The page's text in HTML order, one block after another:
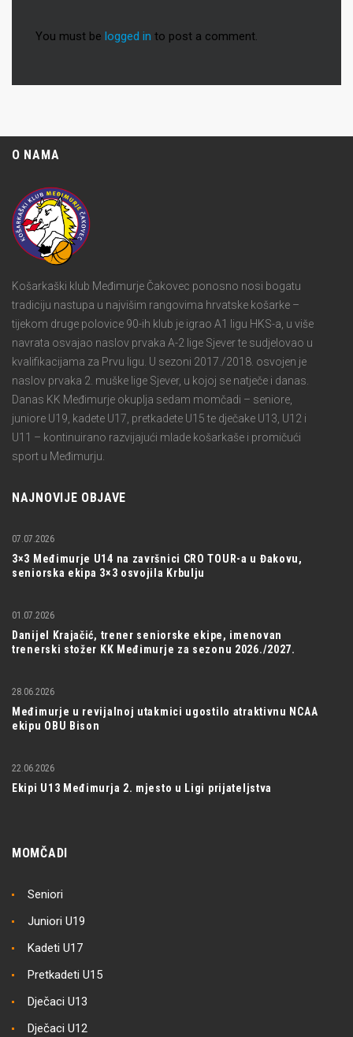
You must be logged in to post a comment.
O NAMA
Košarkaški klub Međimurje Čakovec ponosno nosi bogatu
tradiciju nastupa u najvišim rangovima hrvatske košarke –
tijekom druge polovice 90-ih klub je igrao A1 ligu HKS-a, u više
navrata osvajao naslov prvaka A-2 lige Sjever te sudjelovao u
kvalifikacijama za Prvu ligu. U sezoni 2017./2018. osvojen je
naslov prvaka 2. muške lige Sjever, u kojoj se natječe i danas.
Danas KK Međimurje okuplja sedam momčadi – seniore,
juniore U19, kadete U17, pretkadete U15 te dječake U13, U12 i
U11 – kontinuirano razvijajući mlade košarkaše i promičući
sport u Međimurju.
NAJNOVIJE OBJAVE
3×3 Međimurje U14 na završnici CRO TOUR-a u Đakovu,
seniorska ekipa 3×3 osvojila Krbulju
07.07.2026
Danijel Krajačić, trener seniorske ekipe, imenovan
trenerski stožer KK Međimurje za sezonu 2026./2027.
01.07.2026
Međimurje u revijalnoj utakmici ugostilo atraktivnu NCAA
ekipu OBU Bison
28.06.2026
Ekipi U13 Međimurja 2. mjesto u Ligi prijateljstva
22.06.2026
MOMČADI
Seniori
Juniori U19
Kadeti U17
Pretkadeti U15
Dječaci U13
Dječaci U12